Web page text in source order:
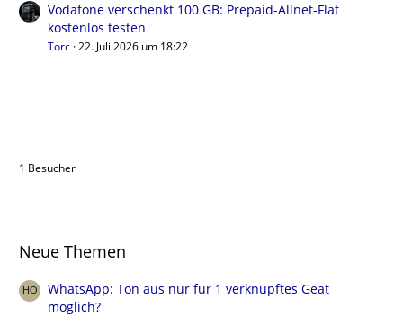
Vodafone verschenkt 100 GB: Prepaid-Allnet-Flat
kostenlos testen
Torc 22. Juli 2026 um 18:22
1 Besucher
Neue Themen
WhatsApp: Ton aus nur für 1 verknüpftes Geät
möglich?